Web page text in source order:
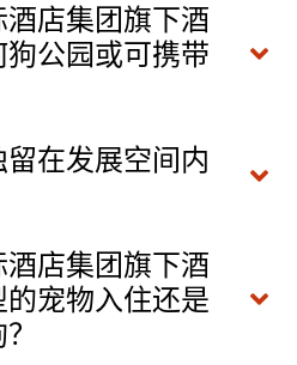
店集团旗下酒
公园或可携带
在发展空间内
店集团旗下酒
宠物入住还是